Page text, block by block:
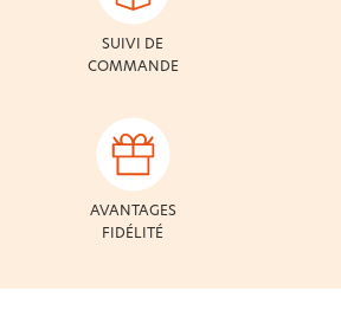
SUIVI DE
COMMANDE
AVANTAGES
FIDÉLITÉ